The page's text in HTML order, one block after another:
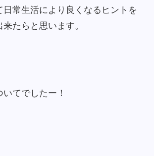
日常生活により良くなるヒントを
たらと思います。
てでしたー！